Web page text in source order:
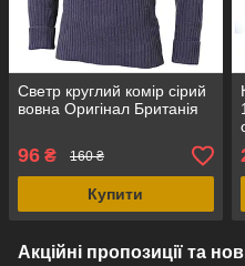
Светр круглий комір сірий
вовна Оригінал Британія
96 ₴ 160 ₴
Купити
Акційні пропозиції та